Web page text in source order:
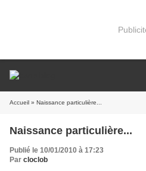
Accueil » Naissance particulière...
Naissance particulière...
Publié le 10/01/2010 à 17:23
Par cloclob